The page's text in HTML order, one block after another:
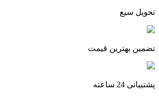
تحویل سیع
تضمین بهترین قیمت
پشتیبانی 24 ساعته